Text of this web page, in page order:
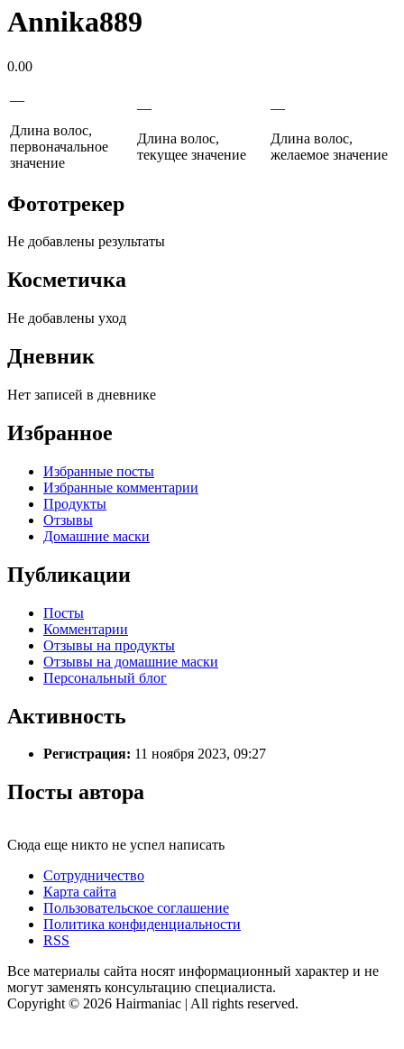
Annika889
0.00
—
Длина волос,
первоначальное
значение
—
Длина волос,
текущее значение
—
Длина волос,
желаемое значение
Фототрекер
Не добавлены результаты
Косметичка
Не добавлены уход
Дневник
Нет записей в дневнике
Избранное
Избранные посты
Избранные комментарии
Продукты
Отзывы
Домашние маски
Публикации
Посты
Комментарии
Отзывы на продукты
Отзывы на домашние маски
Персональный блог
Активность
Регистрация: 11 ноября 2023, 09:27
Посты автора
Сюда еще никто не успел написать
Сотрудничество
Карта сайта
Пользовательское соглашение
Политика конфиденциальности
RSS
Все материалы сайта носят информационный характер и не
могут заменять консультацию специалиста.
Copyright © 2026 Hairmaniac | All rights reserved.